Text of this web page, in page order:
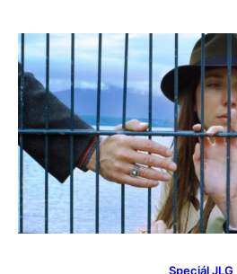
Speciál JLG